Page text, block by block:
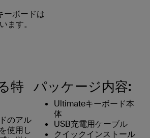
ーボードは
ます。
特
のアル
使用し
パッケージ内容:
Ultimateキーボード本
体
USB充電用ケーブル
クイックインストール